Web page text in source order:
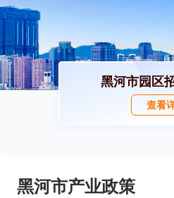
黑河市园区
查看
黑河市产业政策